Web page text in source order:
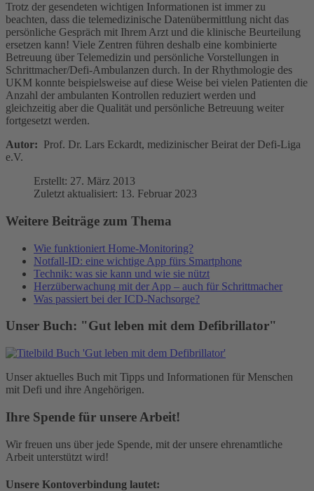
Trotz der gesendeten wichtigen Informationen ist immer zu
beachten, dass die telemedizinische Datenübermittlung nicht das
persönliche Gespräch mit Ihrem Arzt und die klinische Beurteilung
ersetzen kann! Viele Zentren führen deshalb eine kombinierte
Betreuung über Telemedizin und persönliche Vorstellungen in
Schrittmacher/Defi-Ambulanzen durch. In der Rhythmologie des
UKM konnte beispielsweise auf diese Weise bei vielen Patienten die
Anzahl der ambulanten Kontrollen reduziert werden und
gleichzeitig aber die Qualität und persönliche Betreuung weiter
fortgesetzt werden.
Autor: Prof. Dr. Lars Eckardt, medizinischer Beirat der Defi-Liga
e.V.
Erstellt: 27. März 2013
Zuletzt aktualisiert: 13. Februar 2023
Weitere Beiträge zum Thema
Wie funktioniert Home-Monitoring?
Notfall-ID: eine wichtige App fürs Smartphone
Technik: was sie kann und wie sie nützt
Herzüberwachung mit der App – auch für Schrittmacher
Was passiert bei der ICD-Nachsorge?
Unser Buch: "Gut leben mit dem Defibrillator"
Unser aktuelles Buch mit Tipps und Informationen für Menschen
mit Defi und ihre Angehörigen.
Ihre Spende für unsere Arbeit!
Wir freuen uns über jede Spende, mit der unsere ehrenamtliche
Arbeit unterstützt wird!
Unsere Kontoverbindung lautet: